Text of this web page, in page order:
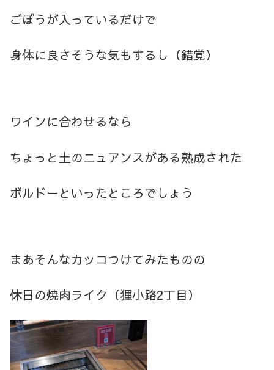
ごぼうが入っているだけで
身体に良さそうな気もするし（錯覚）
ワインに合わせるなら
ちょっと土のニュアンスがある熟成された
ボルドーといったところでしょう
まあそんなカッコつけてみたものの
休日の焼肉ライク（狸小路2丁目）